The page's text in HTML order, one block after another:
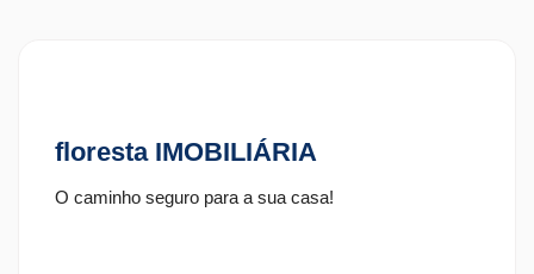
floresta IMOBILIÁRIA
O caminho seguro para a sua casa!